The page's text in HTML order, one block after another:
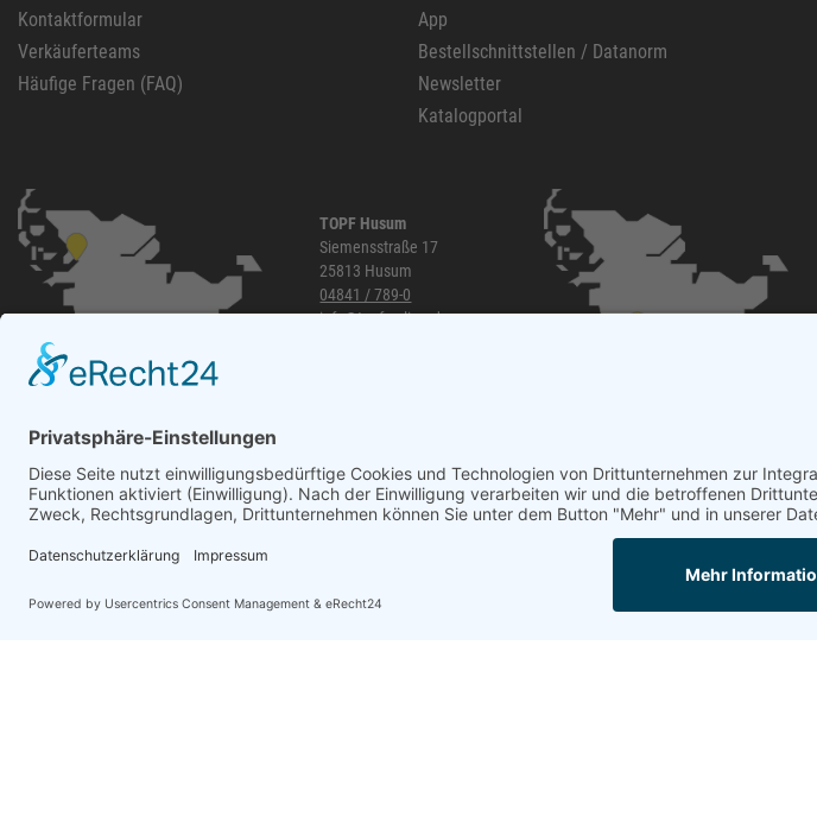
Mail Anrufen
Kontaktformular
Verkäuferteams
Häufige Fragen (FAQ)
App
Bestellschnittstellen / Datanorm
Newsletter
Katalogportal
TOPF Husum
Siemensstraße 17
25813 Husum
04841 / 789-0
info@topf-online.de